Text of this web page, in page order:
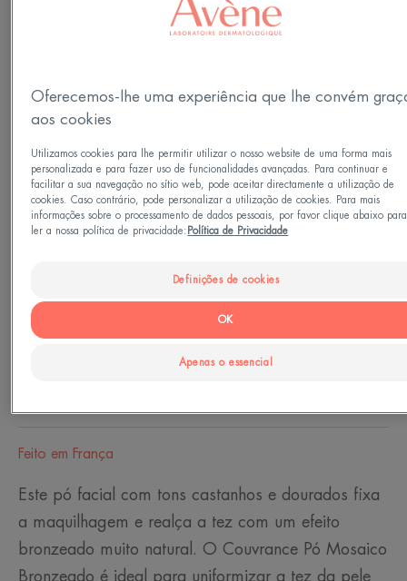
Brilho saudável
Compacto
Compacto
10gr
Perfeito para
Adultos
Pele sensível - Todos os tipos de pele
Feito em França
Este pó facial com tons castanhos e dourados fixa
a maquilhagem e realça a tez com um efeito
bronzeado muito natural. O Couvrance Pó Mosaico
Bronzeado é ideal para uniformizar a tez da pele
Oferecemos-lhe uma experiência que lhe convém
aos cookies
Utilizamos cookies para lhe permitir utilizar o nosso website de uma forma mais
personalizada e para fazer uso de funcionalidades avançadas. Para continuar e
facilitar a sua navegação no sítio web, pode aceitar directamente a utilização de
cookies. Caso contrário, pode personalizar a utilização de cookies. Para mais
informações sobre o processamento de dados pessoais, por favor clique abaixo para
ler a nossa política de privacidade: Política de Privacidade
Definições de cookies
Apenas o essencial
OK